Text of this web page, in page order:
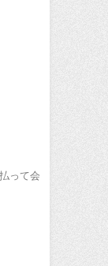
って会